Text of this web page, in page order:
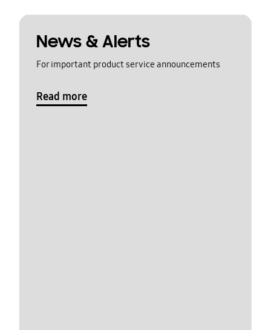
News & Alerts
For important product service announcements
Read more